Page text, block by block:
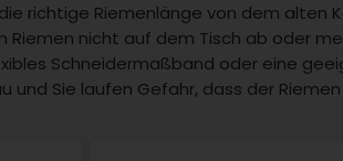
richtige Riemenlänge von dem
Riemen nicht auf dem Tisch ab oder
Schneidermaßband oder eine
und Sie laufen Gefahr, dass der